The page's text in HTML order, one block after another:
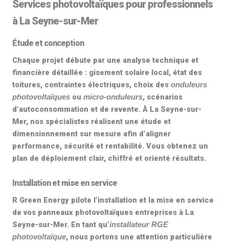
Services photovoltaïques pour professionnels
à La Seyne-sur-Mer
Étude et conception
Chaque projet débute par une analyse technique et
financière détaillée : gisement solaire local, état des
toitures, contraintes électriques, choix des onduleurs
photovoltaïques ou micro-onduleurs, scénarios
d’autoconsommation et de revente. À La Seyne-sur-
Mer, nos spécialistes réalisent une étude et
dimensionnement sur mesure afin d’aligner
performance, sécurité et rentabilité. Vous obtenez un
plan de déploiement clair, chiffré et orienté résultats.
Installation et mise en service
R Green Energy pilote l’installation et la mise en service
de vos panneaux photovoltaïques entreprises à La
Seyne-sur-Mer. En tant qu’installateur RGE
photovoltaïque, nous portons une attention particulière